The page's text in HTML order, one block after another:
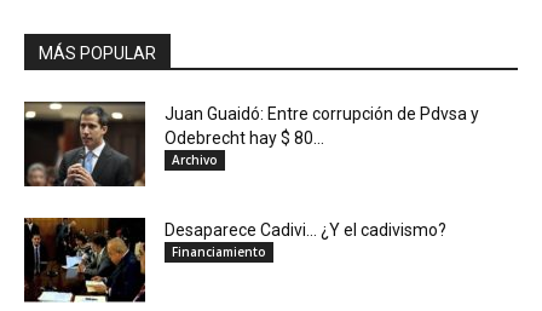
MÁS POPULAR
Juan Guaidó: Entre corrupción de Pdvsa y
Odebrecht hay $ 80...
Archivo
Desaparece Cadivi… ¿Y el cadivismo?
Financiamiento